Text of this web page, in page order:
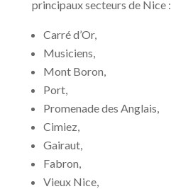
principaux secteurs de Nice :
Carré d’Or,
Musiciens,
Mont Boron,
Port,
Promenade des Anglais,
Cimiez,
Gairaut,
Fabron,
Vieux Nice,